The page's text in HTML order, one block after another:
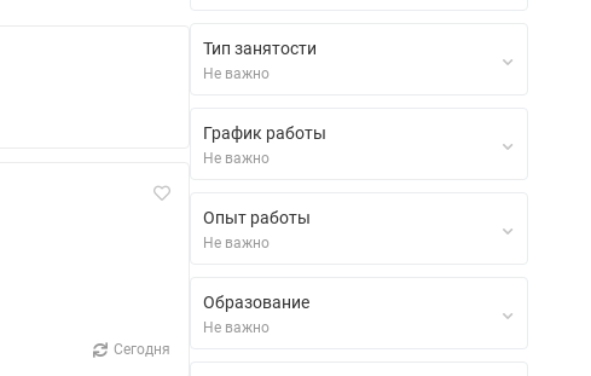
Сегодня
Тип занятости
Не важно
График работы
Не важно
Опыт работы
Не важно
Образование
Не важно